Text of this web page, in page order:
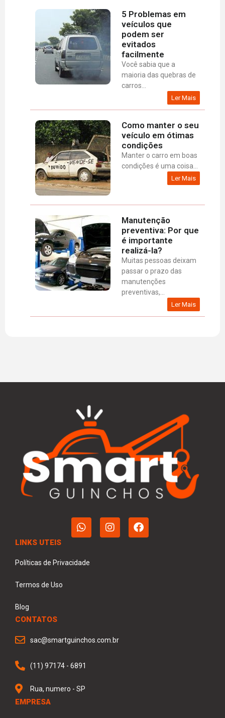
5 Problemas em
veículos que
podem ser
evitados
facilmente
Você sabia que a
maioria das quebras de
carros...
Ler Mais
Como manter o seu
veículo em ótimas
condições
Manter o carro em boas
condições é uma coisa...
Ler Mais
Manutenção
preventiva: Por que
é importante
realizá-la?
Muitas pessoas deixam
passar o prazo das
manutenções
preventivas,...
Ler Mais
LINKS UTEIS
Políticas de Privacidade
Termos de Uso
Blog
CONTATOS
sac@smartguinchos.com.br
(11) 97174 - 6891
Rua, numero - SP
EMPRESA